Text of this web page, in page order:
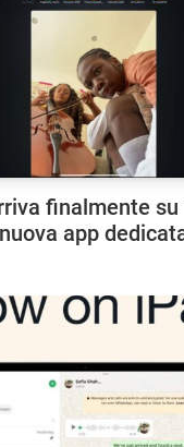
finalmente su
nuova app